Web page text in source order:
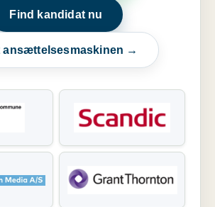
Find kandidat nu
ansættelsesmaskinen →